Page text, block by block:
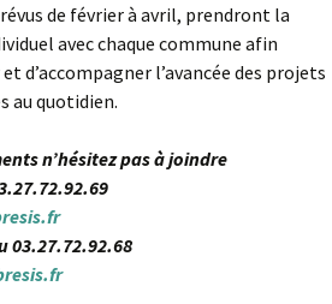
de février à avril, prendront la
avec chaque commune afin
d’accompagner l’avancée des projets
au quotidien.
n’hésitez pas à joindre
03.27.72.92.68